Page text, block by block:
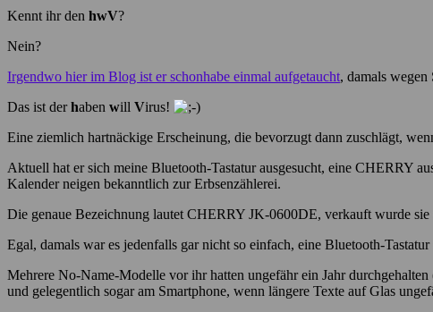
Kennt ihr den hwV?
Nein?
Irgendwo hier im Blog ist er schonhabe einmal aufgetaucht, damals
Das ist derhaben will Virus!
Eine ziemlich hartnäckige Erscheinung, die bevorzugt dann zuschlägt,
Aktuell hat er sich meine Bluetooth-Tastatur ausgesucht, eine CHERRY
Kalender neigen bekanntlich zur Erbsenzählerei.
Die genaue Bezeichnung lautet CHERRY JK-0600DE, verkauft wurde
Egal, damals war es jedenfalls gar nicht so einfach, eine Bluetooth-
Mehrere No-Name-Modelle vor ihr hatten ungefähr ein Jahr
und gelegentlich sogar am Smartphone, wenn längere Texte auf Glas